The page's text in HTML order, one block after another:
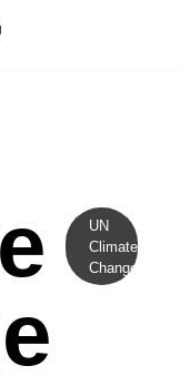
UN
Climate
Change